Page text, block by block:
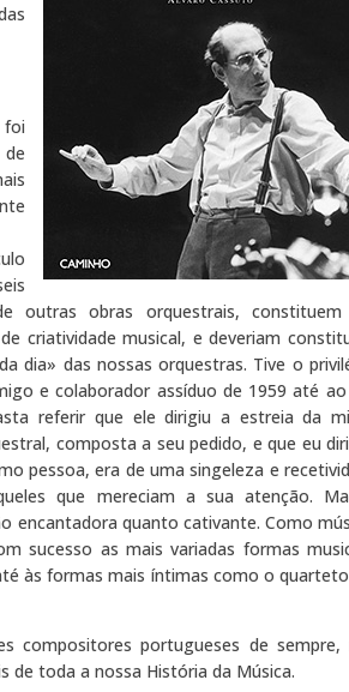
foi
outras obras orquestrais, constituem
criatividade musical, e deveriam
dia» das nossas orquestras. Tive o
e colaborador assíduo de 1959 até
referir que ele dirigiu a estreia da
composta a seu pedido, e que eu
pessoa, era de uma singeleza e
que mereciam a sua atenção.
encantadora quanto cativante. Como
sucesso as mais variadas formas
às formas mais íntimas como o
compositores portugueses de sempre,
toda a nossa História da Música.